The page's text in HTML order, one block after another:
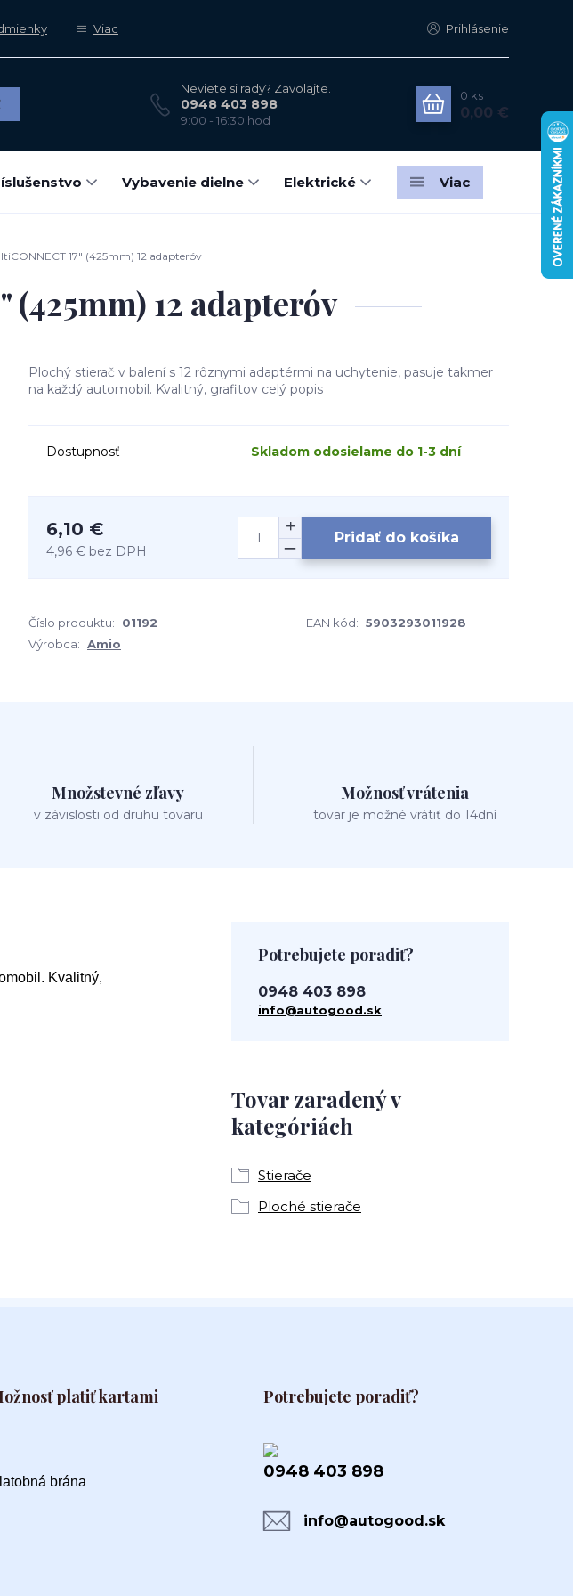
Viac Prihlásenie
Neviete si rady? Zavolajte.
0948 403 898
9:00 - 16:30 hod
0 ks
0,00 €
Vybavenie dielne Elektrické Viac
17" (425mm) 12 adapteróv
12 adapteróv
Plochý stierač v balení s 12 rôznymi adaptérmi na uchytenie, pasuje takmer
na každý automobil. Kvalitný, grafitov celý popis
Dostupnosť Skladom odosielame do 1-3 dní
6,10 €
4,96 € bez DPH
Pridať do košíka
Číslo produktu: 01192 EAN kód: 5903293011928
Výrobca: Amio
Množstevné zľavy
v závislosti od druhu tovaru
Možnosť vrátenia
tovar je možné vrátiť do 14dní
Kvalitný,
Tovar zaradený v
kategóriách
Stierače
Ploché stierače
Potrebujete poradiť?
0948 403 898
info@autogood.sk
platiť kartami
brána
Potrebujete poradiť?
0948 403 898
info@autogood.sk